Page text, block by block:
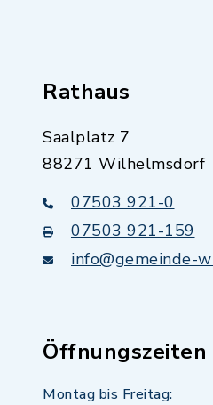
Rathaus
Saalplatz 7
88271 Wilhelmsdorf
07503 921-0
07503 921-159
info@gemeinde-
Öffnungszeiten
Montag bis Freitag: